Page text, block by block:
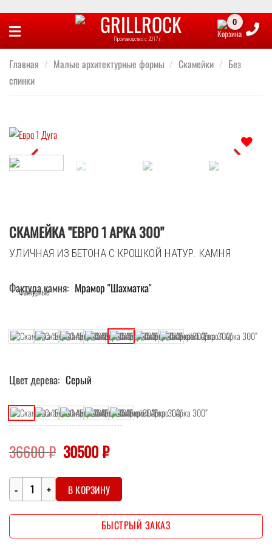
content
Производство с 2017 г.
Главная / Малые архитектурные формы / Скамейки / Без
спинки
СКАМЕЙКА "ЕВРО 1 АРКА 300"
УЛИЧНАЯ ИЗ БЕТОНА С КРОШКОЙ НАТУР. КАМНЯ
Фактура камня Мрамор "Шахматка"
Цвет дерева Серый
36600₽ Первоначальная
цена
составляла
36600 ₽.
30500₽Текущая
30500 ₽.
Количество В КОРЗИНУ
БЫСТРЫЙ ЗАКАЗ